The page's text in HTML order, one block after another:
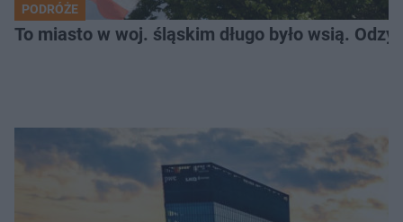
PODRÓŻE
To miasto w woj. śląskim długo było wsią.